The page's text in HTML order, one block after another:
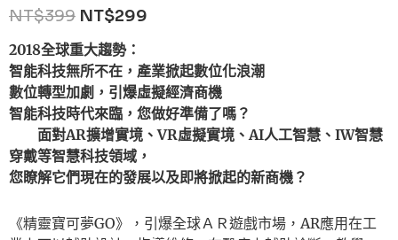
NT$399 NT$299
2018全球重大趨勢：
智能科技無所不在，產業掀起數位化浪潮
數位轉型加劇，引爆虛擬經濟商機
智能科技時代來臨，您做好準備了嗎？
面對AR擴增實境、VR虛擬實境、AI人工智慧、IW智慧
穿戴等智慧科技領域，
您瞭解它們現在的發展以及即將掀起的新商機？
《精靈寶可夢GO》，引爆全球ＡＲ遊戲市場，AR應用在工